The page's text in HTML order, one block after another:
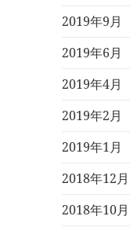
2019年9月
2019年6月
2019年4月
2019年2月
2019年1月
2018年12月
2018年10月